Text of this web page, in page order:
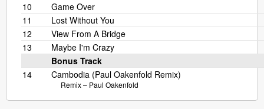
10
Game Over
11
Lost Without You
12
View From A Bridge
13
Maybe I'm Crazy
Bonus Track
14
Cambodia (Paul Oakenfold Remix)
Remix – Paul Oakenfold